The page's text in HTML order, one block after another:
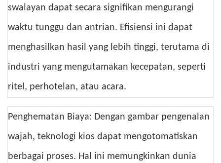
swalayan dapat secara signifikan mengurangi
waktu tunggu dan antrian. Efisiensi ini dapat
menghasilkan hasil yang lebih tinggi, terutama di
industri yang mengutamakan kecepatan, seperti
ritel, perhotelan, atau acara.
Penghematan Biaya: Dengan gambar pengenalan
wajah, teknologi kios dapat mengotomatiskan
berbagai proses. Hal ini memungkinkan dunia